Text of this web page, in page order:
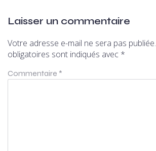
Laisser un commentaire
Votre adresse e-mail ne sera pas publiée.
obligatoires sont indiqués avec *
Commentaire *